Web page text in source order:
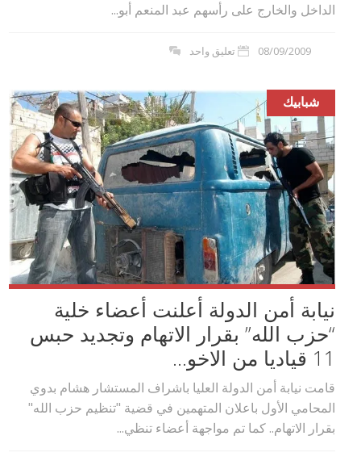
الداخل والخارج على رأسهم عبد المنعم أبو...
08/09/2009 تعليق واحد
شبابيك
نيابة أمن الدولة أعلنت أعضاء خلية
“حزب الله” بقرار الاتهام وتجديد حبس
11 قياديا من الاخو...
قامت نيابة أمن الدولة العليا باشراف المستشار هشام بدوي
المحامي الأول باعلان المتهمين في قضية "تنظيم حزب الله"
بقرار الاتهام.. كما تم مواجهة أعضاء تنظي...